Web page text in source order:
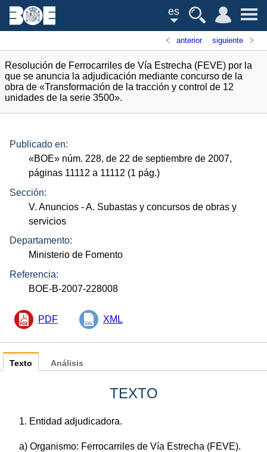
es
anterior siguiente
Resolución de Ferrocarriles de Vía Estrecha (FEVE) por la
que se anuncia la adjudicación mediante concurso de la
obra de «Transformación de la tracción y control de 12
unidades de la serie 3500».
Publicado en:
«BOE» núm. 228, de 22 de septiembre de 2007,
páginas 11112 a 11112 (1 pág.)
Sección:
V. Anuncios - A. Subastas y concursos de obras y
servicios
Departamento:
Ministerio de Fomento
Referencia:
BOE-B-2007-228008
PDF XML
Texto
TEXTO
1. Entidad adjudicadora.
a) Organismo: Ferrocarriles de Vía Estrecha (FEVE).
Análisis